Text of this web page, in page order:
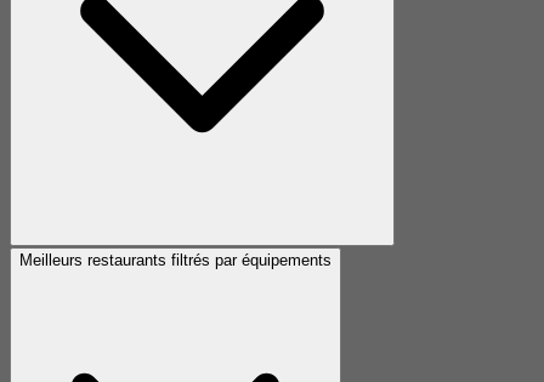
Meilleurs restaurants filtrés par équipements